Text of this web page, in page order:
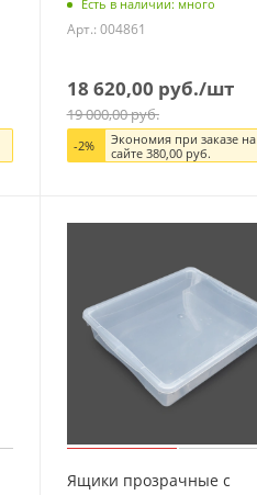
Есть в наличии: много
Арт.: 004861
18 620,00 руб./шт
19 000,00руб.
-2%
Экономия при заказе на
сайте 380,00руб.
Ящики прозрачные с